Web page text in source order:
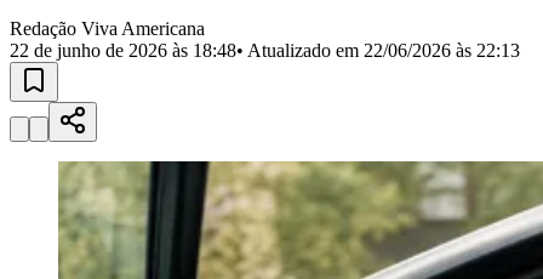
Bairros de Americana
Centro
Namorados
ZanagaMathiensen
PaulistanoQuilombo
Para Sua Empresa
Anuncie no Portal
Guia de Empresas
Divulgar Vagas
Novo
Publicidade Legal
Redação Viva Americana
22 de junho de 2026 às 18:48• Atualizado em 22/06/2026 às 22:13